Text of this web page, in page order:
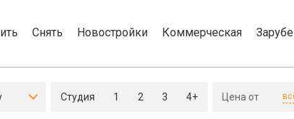
Снять Новостройки Коммерческая
Студия 1 2 3 4+